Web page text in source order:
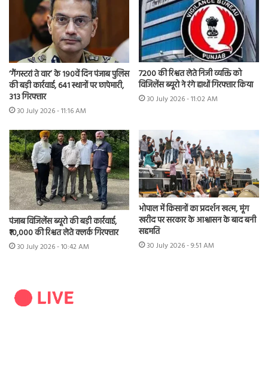
‘गैंगस्टरां ते वार’ के 190वें दिन पंजाब पुलिस
की बड़ी कार्रवाई, 641 स्थानों पर छापेमारी,
313 गिरफ्तार
30 July 2026 - 11:16 AM
7200 की रिश्वत लेते निजी व्यक्ति को
विजिलेंस ब्यूरो ने रंगे हाथों गिरफ्तार किया
30 July 2026 - 11:02 AM
पंजाब विजिलेंस ब्यूरो की बड़ी कार्रवाई,
₹10,000 की रिश्वत लेते क्लर्क गिरफ्तार
30 July 2026 - 10:42 AM
भोपाल में किसानों का प्रदर्शन खत्म, मूंग
खरीद पर सरकार के आश्वासन के बाद बनी
सहमति
30 July 2026 - 9:51 AM